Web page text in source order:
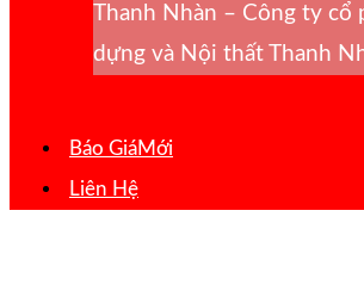
Thanh Nhàn – Công ty cổ
dựng và Nội thất Thanh
Báo Giá
Liên Hệ